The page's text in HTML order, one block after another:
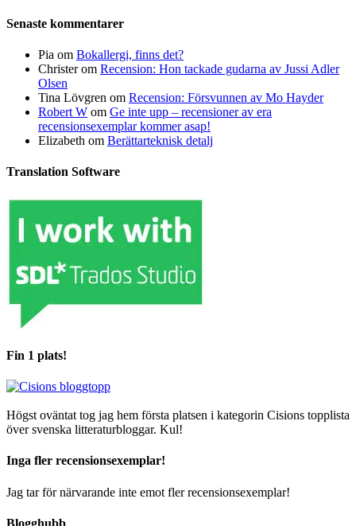
Senaste kommentarer
Pia om Bokallergi, finns det?
Christerom Recension: Hon tackade gudarna av Jussi Adler
Olsen
Tina Lövgren om Recension: Försvunnen av Mo Hayder
Robert W om Ge inte upp – recensioner av era
recensionsexemplar kommer asap!
Elizabeth om Berättarteknisk detalj
Translation Software
Fin 1 plats!
Högst oväntat tog jag hem första platsen i kategorin Cisions topplista
över svenska litteraturbloggar. Kul!
Inga fler recensionsexemplar!
Jag tar för närvarande inte emot fler recensionsexemplar!
Blogghubb